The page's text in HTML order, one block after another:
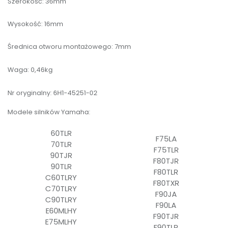
Wysokość: 16mm
Średnica otworu montażowego: 7mm
Waga: 0,46kg
Nr oryginalny: 6H1-45251-02
Modele silników Yamaha:
60TLR
70TLR
90TJR
90TLR
C60TLRY
C70TLRY
C90TLRY
E60MLHY
E75MLHY
F75LA
F75TLR
F80TJR
F80TLR
F80TXR
F90JA
F90LA
F90TJR